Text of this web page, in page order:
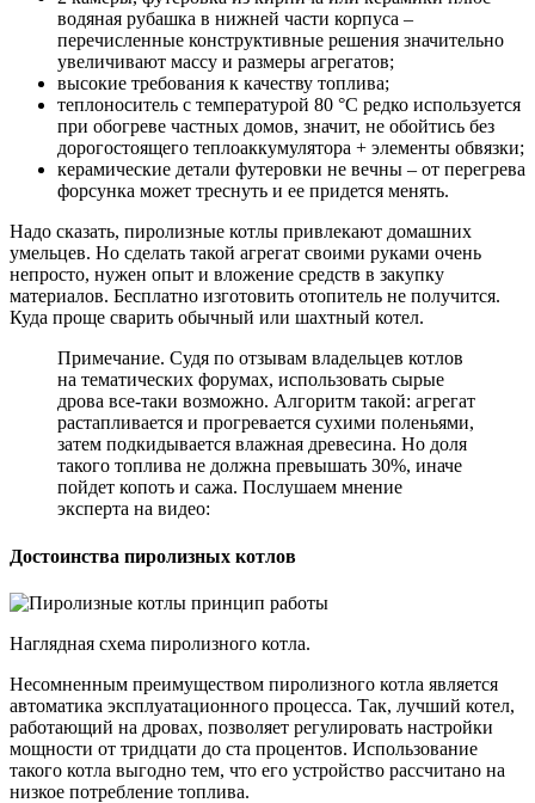
водяная рубашка в нижней части корпуса –
перечисленные конструктивные решения значительно
увеличивают массу и размеры агрегатов;
высокие требования к качеству топлива;
теплоноситель с температурой 80 °C редко используется
при обогреве частных домов, значит, не обойтись без
дорогостоящего теплоаккумулятора + элементы обвязки;
керамические детали футеровки не вечны – от перегрева
форсунка может треснуть и ее придется менять.
Надо сказать, пиролизные котлы привлекают домашних
умельцев. Но сделать такой агрегат своими руками очень
непросто, нужен опыт и вложение средств в закупку
материалов. Бесплатно изготовить отопитель не получится.
Куда проще сварить обычный или шахтный котел.
Примечание. Судя по отзывам владельцев котлов
на тематических форумах, использовать сырые
дрова все-таки возможно. Алгоритм такой: агрегат
растапливается и прогревается сухими поленьями,
затем подкидывается влажная древесина. Но доля
такого топлива не должна превышать 30%, иначе
пойдет копоть и сажа. Послушаем мнение
эксперта на видео:
Достоинства пиролизных котлов
Наглядная схема пиролизного котла.
Несомненным преимуществом пиролизного котла является
автоматика эксплуатационного процесса. Так, лучший котел,
работающий на дровах, позволяет регулировать настройки
мощности от тридцати до ста процентов. Использование
такого котла выгодно тем, что его устройство рассчитано на
низкое потребление топлива.